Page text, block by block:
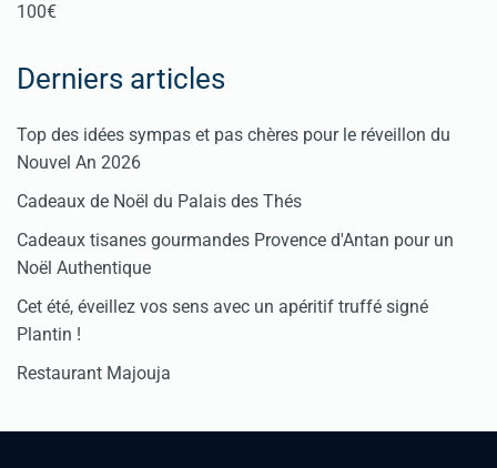
100€
Derniers articles
Top des idées sympas et pas chères pour le réveillon du
Nouvel An 2026
Cadeaux de Noël du Palais des Thés
Cadeaux tisanes gourmandes Provence d'Antan pour un
Noël Authentique
Cet été, éveillez vos sens avec un apéritif truffé signé
Plantin !
Restaurant Majouja